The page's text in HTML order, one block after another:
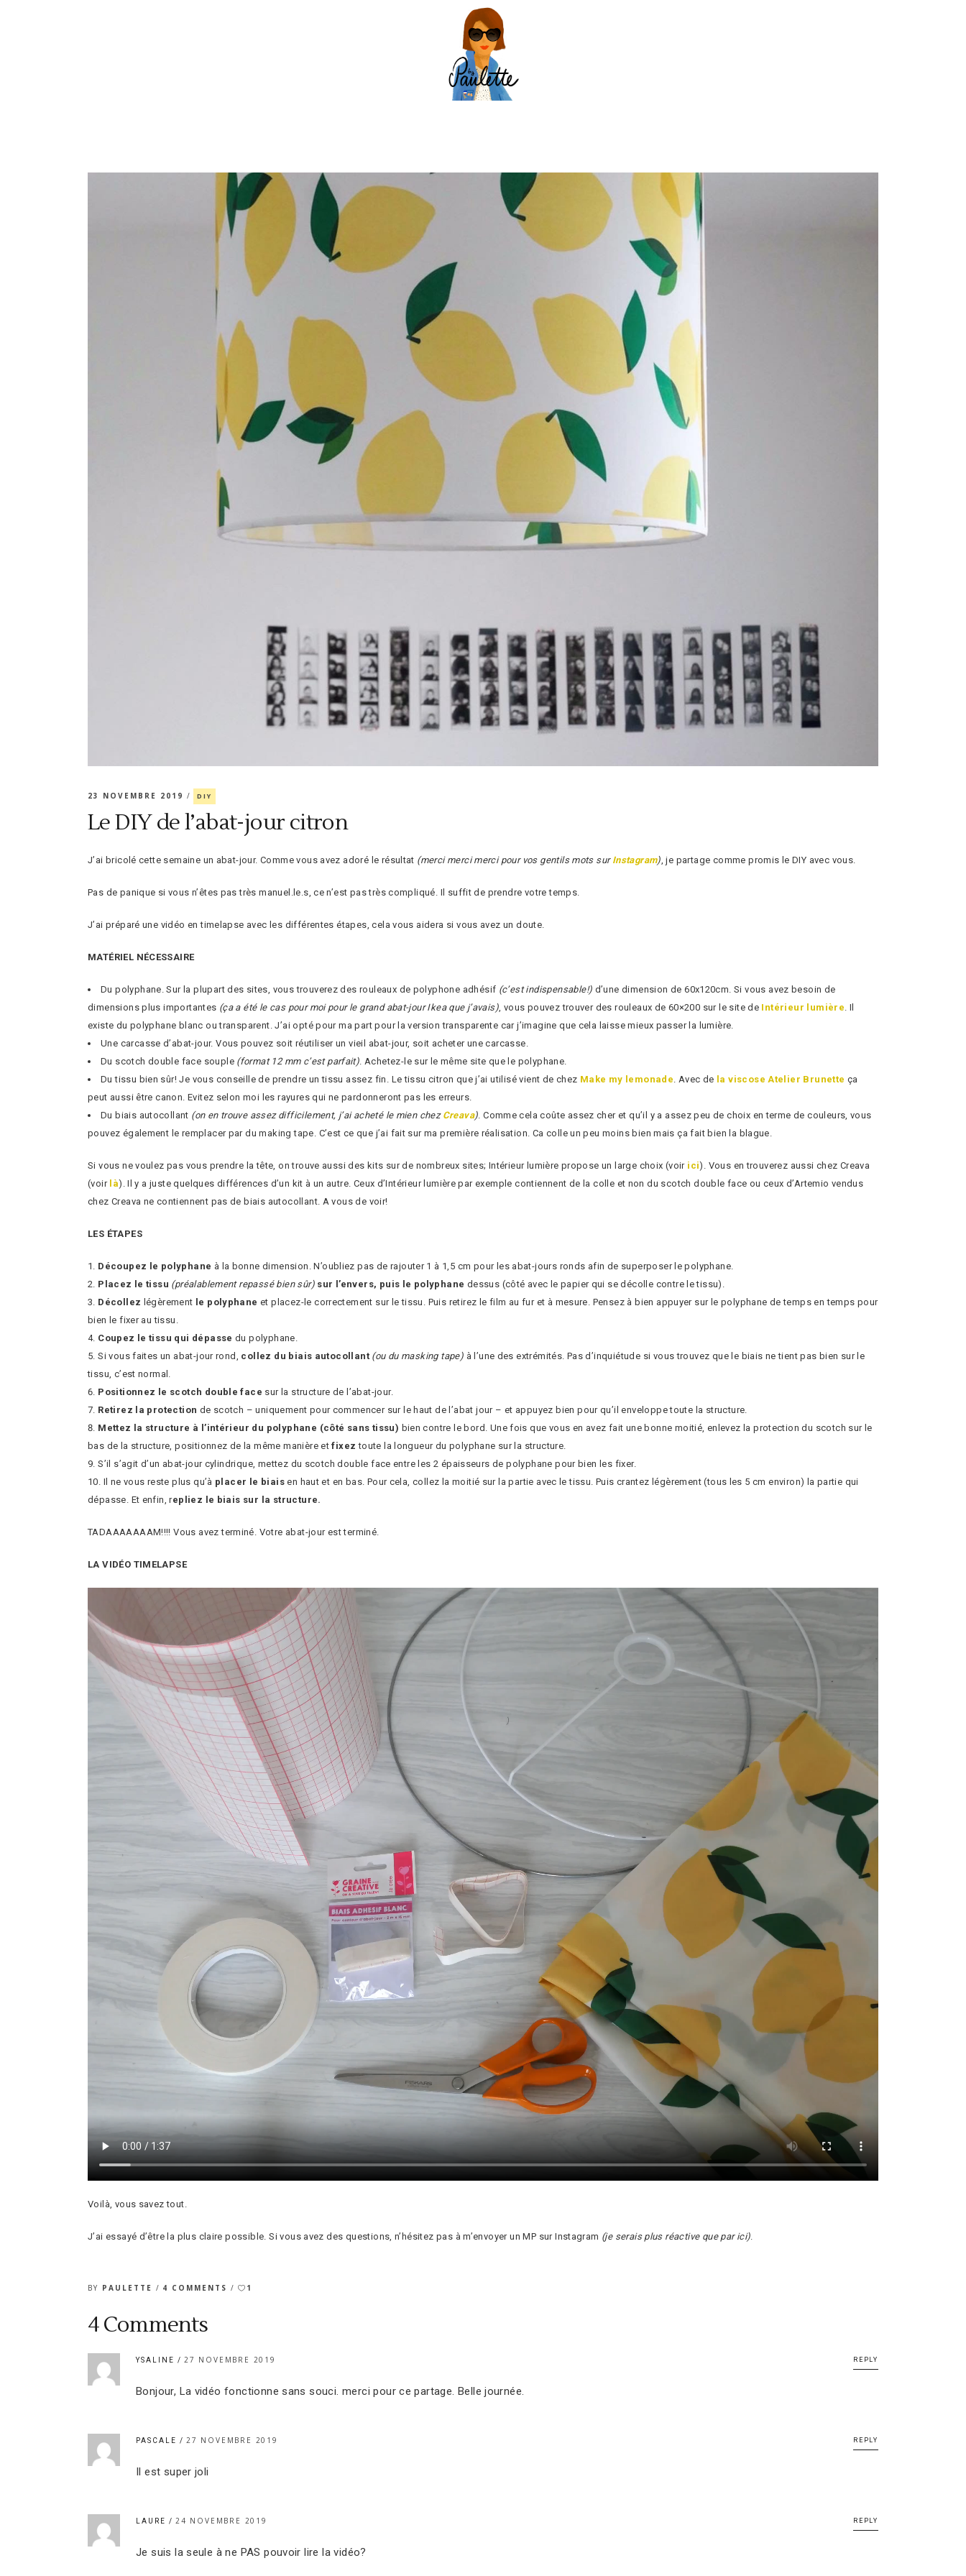
23 NOVEMBRE 2019 DIY
Le DIY de l’abat-jour citron
J’ai bricolé cette semaine un abat-jour. Comme vous avez adoré le résultat (merci merci merci pour vos gentils mots sur Instagram), je partage comme promis le DIY avec vous.
Pas de panique si vous n’êtes pas très manuel.le.s, ce n’est pas très compliqué. Il suffit de prendre votre temps.
J’ai préparé une vidéo en timelapse avec les différentes étapes, cela vous aidera si vous avez un doute.
MATÉRIEL NÉCESSAIRE
Du polyphane. Sur la plupart des sites, vous trouverez des rouleaux de polyphone adhésif (c’est indispensable!) d’une dimension de 60x120cm. Si vous avez besoin de
dimensions plus importantes (ça a été le cas pour moi pour le grand abat-jour Ikea que j’avais), vous pouvez trouver des rouleaux de 60×200 sur le site de Intérieur lumière. Il
existe du polyphane blanc ou transparent. J’ai opté pour ma part pour la version transparente car j’imagine que cela laisse mieux passer la lumière.
Une carcasse d’abat-jour. Vous pouvez soit réutiliser un vieil abat-jour, soit acheter une carcasse.
Du scotch double face souple (format 12 mm c’est parfait). Achetez-le sur le même site que le polyphane.
Du tissu bien sûr! Je vous conseille de prendre un tissu assez fin. Le tissu citron que j’ai utilisé vient de chez Make my lemonade. Avec de la viscose Atelier Brunette ça
peut aussi être canon. Evitez selon moi les rayures qui ne pardonneront pas les erreurs.
Du biais autocollant (on en trouve assez difficilement, j’ai acheté le mien chez Creava). Comme cela coûte assez cher et qu’il y a assez peu de choix en terme de couleurs, vous
pouvez également le remplacer par du making tape. C’est ce que j’ai fait sur ma première réalisation. Ca colle un peu moins bien mais ça fait bien la blague.
Si vous ne voulez pas vous prendre la tête, on trouve aussi des kits sur de nombreux sites; Intérieur lumière propose un large choix (voir ici). Vous en trouverez aussi chez Creava
(voir là). Il y a juste quelques différences d’un kit à un autre. Ceux d’Intérieur lumière par exemple contiennent de la colle et non du scotch double face ou ceux d’Artemio vendus
chez Creava ne contiennent pas de biais autocollant. A vous de voir!
LES ÉTAPES
Découpez le polyphane à la bonne dimension. N’oubliez pas de rajouter 1 à 1,5 cm pour les abat-jours ronds afin de superposer le polyphane.
Placez le tissu (préalablement repassé bien sûr)sur l’envers, puis le polyphane dessus (côté avec le papier qui se décolle contre le tissu).
Décollez légèrement le polyphane et placez-le correctement sur le tissu. Puis retirez le film au fur et à mesure. Pensez à bien appuyer sur le polyphane de temps en temps pour
bien le fixer au tissu.
Coupez le tissu qui dépassedu polyphane.
Si vous faites un abat-jour rond, collez du biais autocollant (ou du masking tape) à l’une des extrémités. Pas d’inquiétude si vous trouvez que le biais ne tient pas bien sur le
tissu, c’est normal.
Positionnez le scotch double face sur la structure de l’abat-jour.
Retirez la protection de scotch – uniquement pour commencer sur le haut de l’abat jour – et appuyez bien pour qu’il enveloppe toute la structure.
Mettez la structure à l’intérieur du polyphane (côté sans tissu) bien contre le bord. Une fois que vous en avez fait une bonne moitié, enlevez la protection du scotch sur le
bas de la structure, positionnez de la même manière etfixez toute la longueur du polyphane sur la structure.
S’il s’agit d’un abat-jour cylindrique, mettez du scotch double face entre les 2 épaisseurs de polyphane pour bien les fixer.
Il ne vous reste plus qu’à placer le biaisen haut et en bas. Pour cela, collez la moitié sur la partie avec le tissu. Puis crantez légèrement (tous les 5 cm environ) la partie qui
dépasse. Et enfin, repliez le biais sur la structure.
TADAAAAAAAM!!!! Vous avez terminé. Votre abat-jour est terminé.
LA VIDÉO TIMELAPSE
Voilà, vous savez tout.
J’ai essayé d’être la plus claire possible. Si vous avez des questions, n’hésitez pas à m’envoyer un MP sur Instagram (je serais plus réactive que par ici).
BY PAULETTE 4 COMMENTS 1
4 Comments
YSALINE 27 NOVEMBRE 2019 REPLY
Bonjour, La vidéo fonctionne sans souci. merci pour ce partage. Belle journée.
PASCALE 27 NOVEMBRE 2019 REPLY
Il est super joli
LAURE 24 NOVEMBRE 2019 REPLY
Je suis la seule à ne PAS pouvoir lire la vidéo?